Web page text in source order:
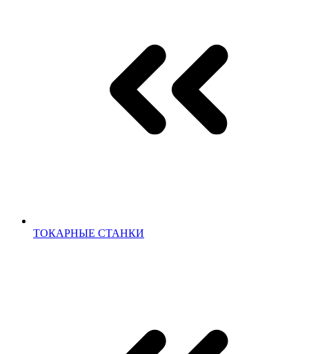
ТОКАРНЫЕ СТАНКИ